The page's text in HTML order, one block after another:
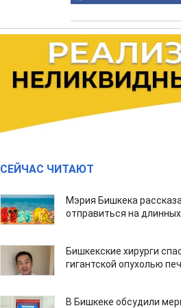
СЕЙЧАС ЧИТАЮТ
Мэрия Бишкека
отправиться на
Бишкекские хирурги
гигантской опухолью
В Бишкеке обсудили